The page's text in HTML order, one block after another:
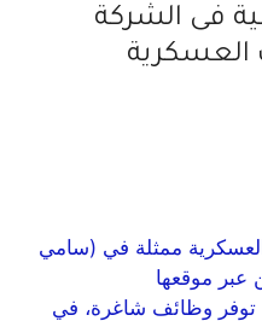
فى الشركة
العسكرية
ممثلة في (سامي
عبر موقعها
توفر وظائف شاغرة، في